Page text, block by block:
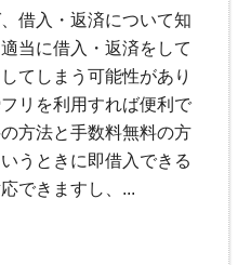
借入・返済について知
当に借入・返済をして
てしまう可能性があり
リを利用すれば便利で
方法と手数料無料の方
うときに即借入できる
できますし、...